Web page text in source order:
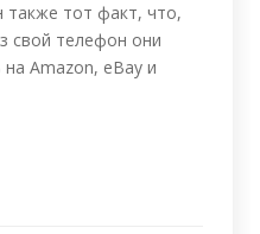
тот факт, что,
свой телефон они
Amazon, eBay и